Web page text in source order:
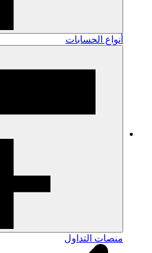
أنواع الحسابات
منصات التداول